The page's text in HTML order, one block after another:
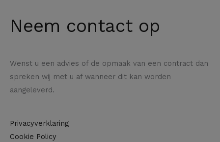
Neem contact op
Wenst u een advies of de opmaak van een contract dan
spreken wij met u af wanneer dit kan worden
aangeleverd.
Privacyverklaring
Cookie Policy